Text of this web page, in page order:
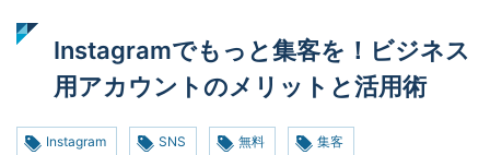
Instagramでもっと集客を！ビジネス
用アカウントのメリットと活用術
Instagram SNS 無料 集客